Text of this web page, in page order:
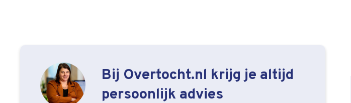
Bij Overtocht.nl krijg je altijd
persoonlijk advies